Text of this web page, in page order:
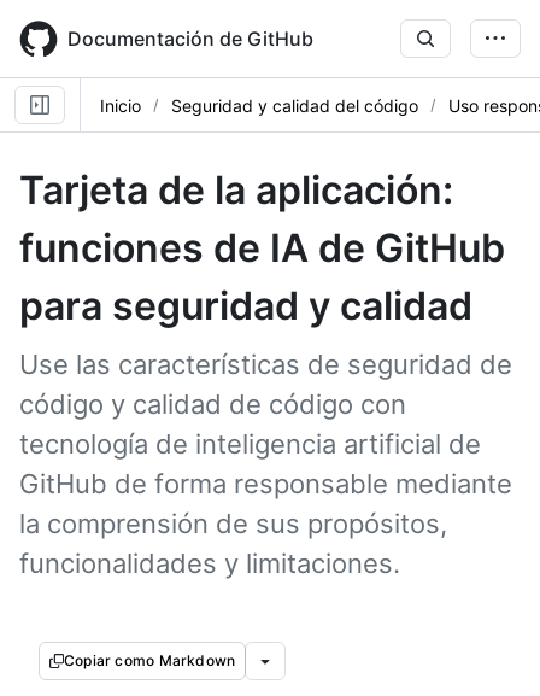
main
content
Documentación de GitHub
Inicio Seguridad y calidad del código Uso
Tarjeta de la aplicación:
funciones de IA de GitHub
para seguridad y calidad
Use las características de seguridad de
código y calidad de código con
tecnología de inteligencia artificial de
GitHub de forma responsable mediante
la comprensión de sus propósitos,
funcionalidades y limitaciones.
Copiar como Markdown